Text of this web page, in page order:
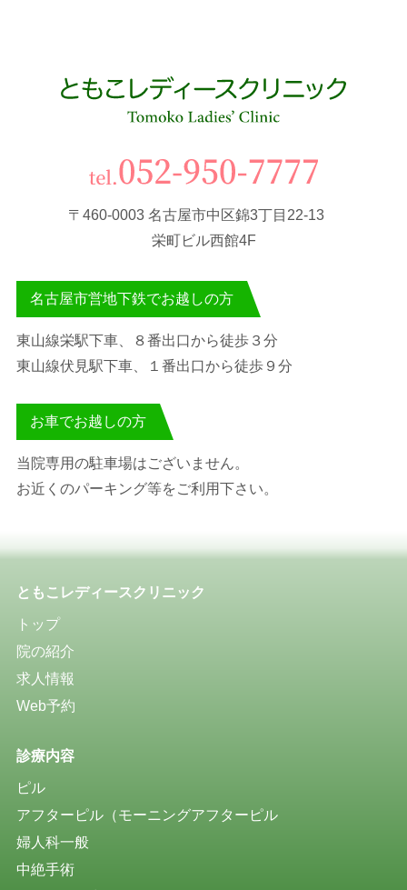
〒460-0003 名古屋市中区錦3丁目22-13
栄町ビル西館4F
名古屋市営地下鉄でお越しの方
東山線栄駅下車、８番出口から徒歩３分
東山線伏見駅下車、１番出口から徒歩９分
お車でお越しの方
当院専用の駐車場はございません。
お近くのパーキング等をご利用下さい。
ともこレディースクリニック
トップ
院の紹介
求人情報
Web予約
診療内容
ピル
アフターピル（モーニングアフターピル
婦人科一般
中絶手術